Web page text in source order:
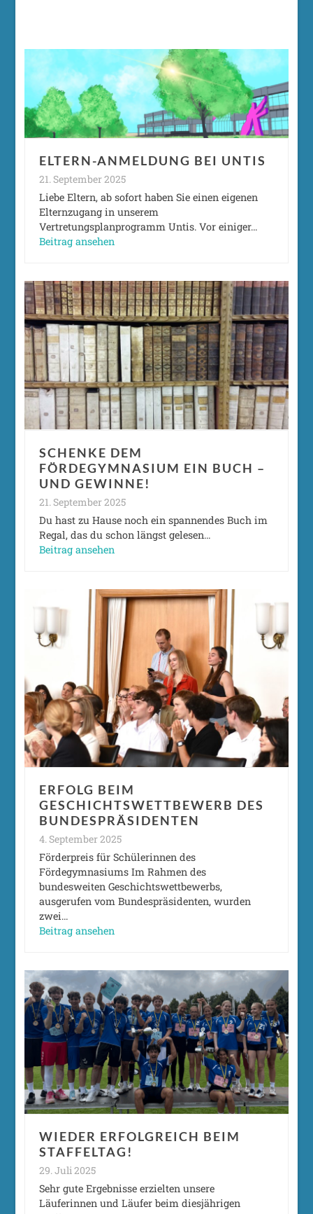
ELTERN-ANMELDUNG BEI UNTIS
21. September 2025
Liebe Eltern, ab sofort haben Sie einen eigenen
Elternzugang in unserem
Vertretungsplanprogramm Untis. Vor einiger…
Beitrag ansehen
SCHENKE DEM
FÖRDEGYMNASIUM EIN BUCH –
UND GEWINNE!
21. September 2025
Du hast zu Hause noch ein spannendes Buch im
Regal, das du schon längst gelesen…
Beitrag ansehen
ERFOLG BEIM
GESCHICHTSWETTBEWERB DES
BUNDESPRÄSIDENTEN
4. September 2025
Förderpreis für Schülerinnen des
Fördegymnasiums Im Rahmen des
bundesweiten Geschichtswettbewerbs,
ausgerufen vom Bundespräsidenten, wurden
zwei…
Beitrag ansehen
WIEDER ERFOLGREICH BEIM
STAFFELTAG!
29. Juli 2025
Sehr gute Ergebnisse erzielten unsere
Läuferinnen und Läufer beim diesjährigen